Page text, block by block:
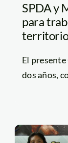
SPDA y
para
El
dos años,